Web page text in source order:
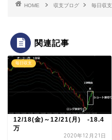
HOME 収支ブログ 毎日収支
関連記事
毎日収支
12/18(金)～12/21(月) -18.4
万
2020年12月21日